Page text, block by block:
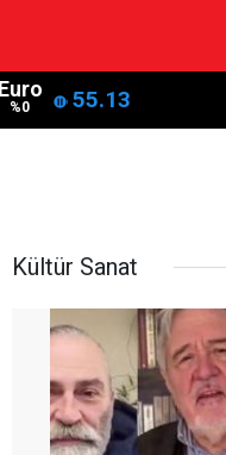
Euro
%0 55.13
Kültür Sanat